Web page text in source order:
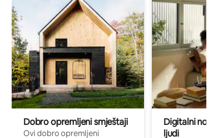
Dobro opremljeni smještaji
Ovi dobro opremljeni
Digitalni
ljudi